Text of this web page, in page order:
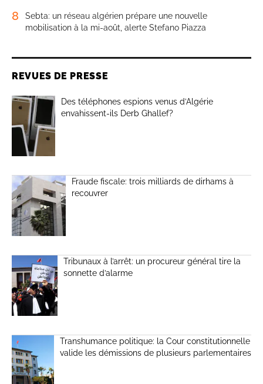
8
Sebta: un réseau algérien prépare une nouvelle
mobilisation à la mi-août, alerte Stefano Piazza
REVUES DE PRESSE
Des téléphones espions venus d’Algérie
envahissent-ils Derb Ghallef?
Fraude fiscale: trois milliards de dirhams à
recouvrer
Tribunaux à l’arrêt: un procureur général tire la
sonnette d’alarme
Transhumance politique: la Cour constitutionnelle
valide les démissions de plusieurs parlementaires